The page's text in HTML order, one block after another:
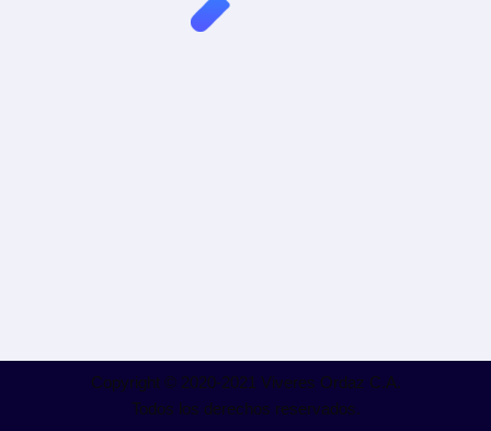
Copyright © 2020-2021 Viveres Ordaz C.A.
Todos los derechos reservados.